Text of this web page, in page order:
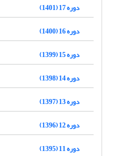
دوره 17 (1401)
دوره 16 (1400)
دوره 15 (1399)
دوره 14 (1398)
دوره 13 (1397)
دوره 12 (1396)
دوره 11 (1395)